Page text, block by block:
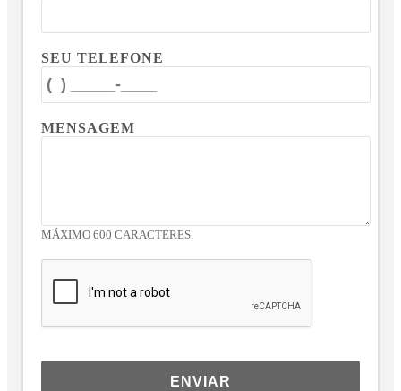
SEU TELEFONE
MENSAGEM
MÁXIMO 600 CARACTERES.
ENVIAR